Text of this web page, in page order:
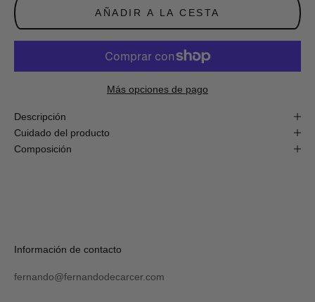
AÑADIR A LA CESTA
Más opciones de pago
Descripción
Cuidado del producto
Composición
10%
de
online!
R
I
I
tu
al
Información de contacto
fernando@fernandodecarcer.com